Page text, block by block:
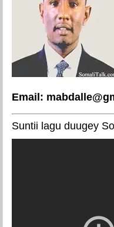
Email:
Suntii lagu duugey